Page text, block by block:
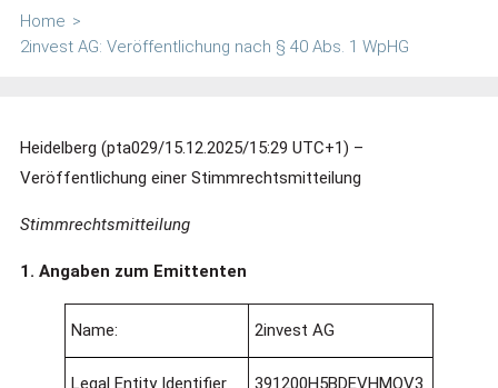
Home >
2invest AG: Veröffentlichung nach § 40 Abs. 1 WpHG
Heidelberg (pta029/15.12.2025/15:29 UTC+1) –
Veröffentlichung einer Stimmrechtsmitteilung
Stimmrechtsmitteilung
1. Angaben zum Emittenten
Name: 2invest AG
Legal Entity Identifier
391200H5BDEVHMOV3